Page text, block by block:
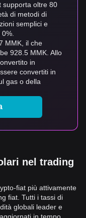
supporta oltre 80
di metodi di
semplici e
MMK, il che
928.5 MMK. Allo
in
convertiti in
gas o della
nel trading
fiat più attivamente
fiat. Tutti i tassi di
globali leader e